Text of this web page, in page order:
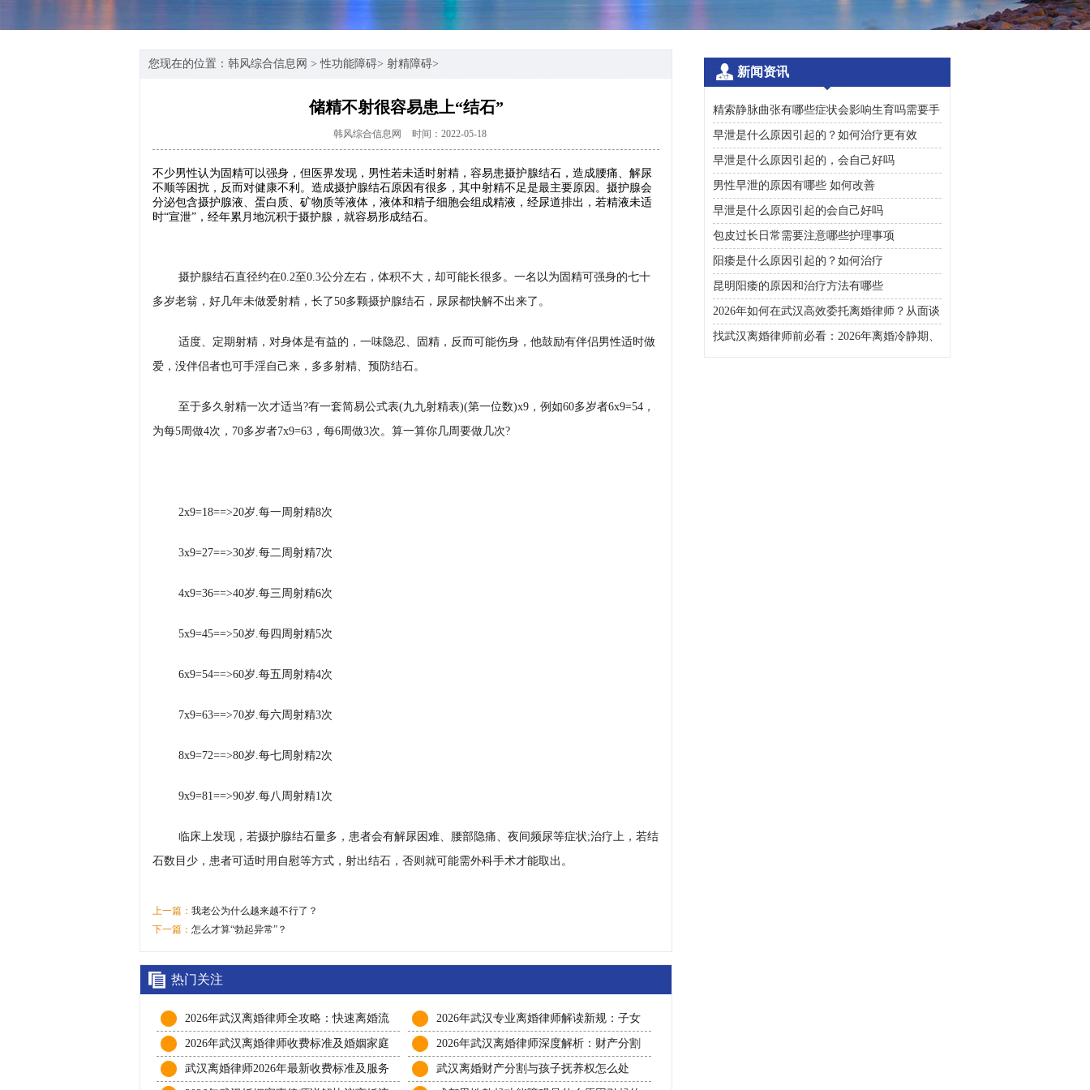
您现在的位置： 韩风综合信息网 >性功能障碍> 射精障碍>
储精不射很容易患上“结石”
韩风综合信息网 时间：2022-05-18
不少男性认为固精可以强身，但医界发现，男性若未适时射精，容易患摄护腺结石，造成腰痛、解尿
不顺等困扰，反而对健康不利。造成摄护腺结石原因有很多，其中射精不足是最主要原因。摄护腺会
分泌包含摄护腺液、蛋白质、矿物质等液体，液体和精子细胞会组成精液，经尿道排出，若精液未适
时“宣泄”，经年累月地沉积于摄护腺，就容易形成结石。
摄护腺结石直径约在0.2至0.3公分左右，体积不大，却可能长很多。一名以为固精可强身的七十
多岁老翁，好几年未做爱射精，长了50多颗摄护腺结石，尿尿都快解不出来了。
适度、定期射精，对身体是有益的，一味隐忍、固精，反而可能伤身，他鼓励有伴侣男性适时做
爱，没伴侣者也可手淫自己来，多多射精、预防结石。
至于多久射精一次才适当?有一套简易公式表(九九射精表)(第一位数)x9，例如60多岁者6x9=54，
为每5周做4次，70多岁者7x9=63，每6周做3次。算一算你几周要做几次?
2x9=18==>20岁.每一周射精8次
3x9=27==>30岁.每二周射精7次
4x9=36==>40岁.每三周射精6次
5x9=45==>50岁.每四周射精5次
6x9=54==>60岁.每五周射精4次
7x9=63==>70岁.每六周射精3次
8x9=72==>80岁.每七周射精2次
9x9=81==>90岁.每八周射精1次
临床上发现，若摄护腺结石量多，患者会有解尿困难、腰部隐痛、夜间频尿等症状;治疗上，若结
石数目少，患者可适时用自慰等方式，射出结石，否则就可能需外科手术才能取出。
上一篇： 我老公为什么越来越不行了？
下一篇： 怎么才算“勃起异常”？
热门关注
2026年武汉离婚律师全攻略：快速离婚流
程、财产分割与子女抚养权一次讲透
2026年武汉专业离婚律师解读新规：子女
抚养权财产分割如何争取最大权益保障
2026年武汉离婚律师收费标准及婚姻家庭
纠纷处理全攻略，专业法律咨询护航权益
2026年武汉离婚律师深度解析：财产分割
与抚养权争夺，这5个法律细节决定成败
武汉离婚律师2026年最新收费标准及服务
流程，资深婚姻家事律师助您高效解决离
武汉离婚财产分割与孩子抚养权怎么处
理？2026本地资深婚姻律师免费解答
新闻资讯
精索静脉曲张有哪些症状会影响生育吗需要手
术治疗吗
早泄是什么原因引起的？如何治疗更有效
早泄是什么原因引起的，会自己好吗
男性早泄的原因有哪些 如何改善
早泄是什么原因引起的会自己好吗
包皮过长日常需要注意哪些护理事项
阳痿是什么原因引起的？如何治疗
昆明阳痿的原因和治疗方法有哪些
2026年如何在武汉高效委托离婚律师？从面谈
咨询到判决执行的完整避雷手册
找武汉离婚律师前必看：2026年离婚冷静期、